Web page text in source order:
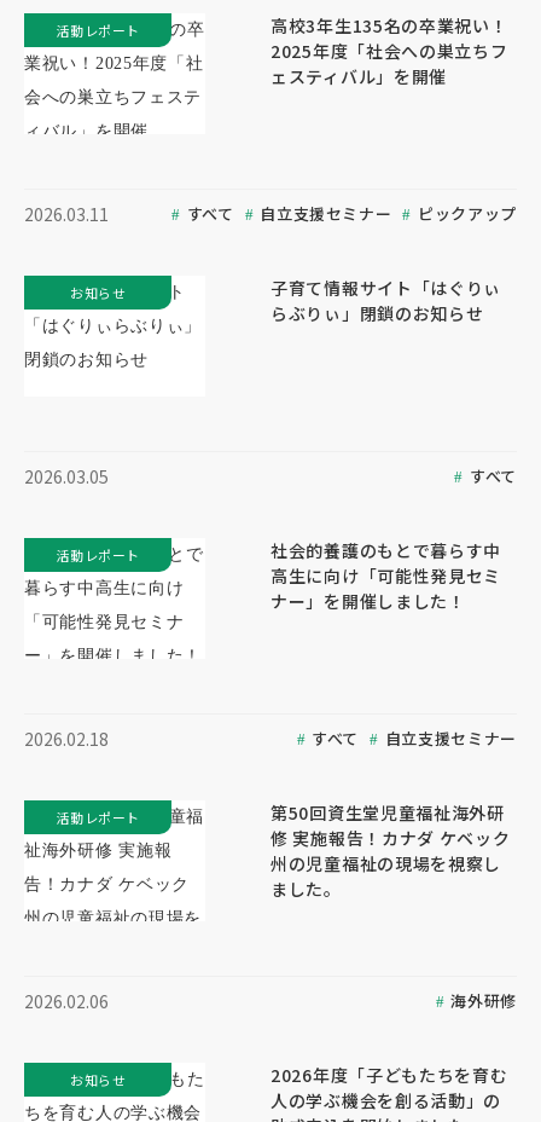
高校3年生135名の卒業祝い！
2025年度「社会への巣立ちフ
ェスティバル」を開催
2026.03.11 すべて 自立支援セミナー ピックアップ
活動レポート
子育て情報サイト「はぐりぃ
らぶりぃ」閉鎖のお知らせ
2026.03.05 すべて
お知らせ
社会的養護のもとで暮らす中
高生に向け「可能性発見セミ
ナー」を開催しました！
2026.02.18 すべて 自立支援セミナー
活動レポート
第50回資生堂児童福祉海外研
修 実施報告！カナダ ケベック
州の児童福祉の現場を視察し
ました。
2026.02.06 海外研修
活動レポート
2026年度「子どもたちを育む
人の学ぶ機会を創る活動」の
お知らせ